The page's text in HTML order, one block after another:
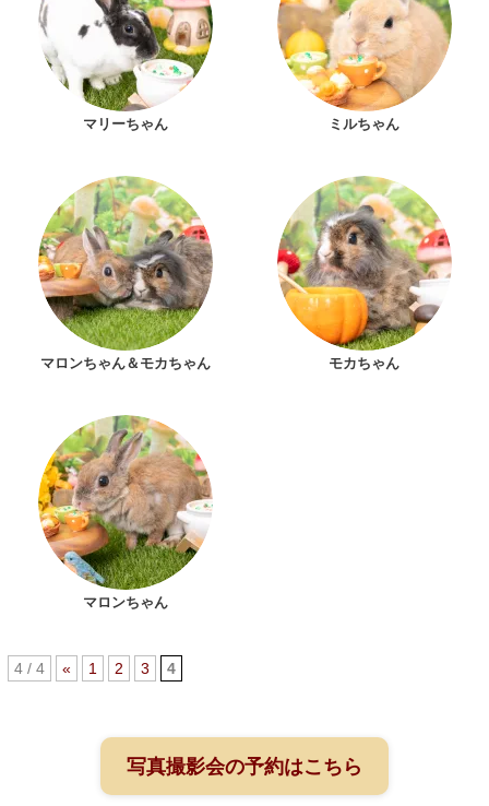
マリーちゃん ミルちゃん
マロンちゃん＆モカちゃん モカちゃん
マロンちゃん
4 / 4 « 1 2 3 4
写真撮影会の予約はこちら